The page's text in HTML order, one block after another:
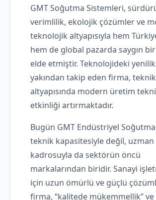
GMT Soğutma Sistemleri,
verimlilik, ekolojik çözümler ve
teknolojik altyapısıyla hem
hem de global pazarda saygın
elde etmiştir. Teknolojideki
yakından takip eden firma, teknik
altyapısında modern üretim
etkinliği artırmaktadır.
Bugün GMT Endüstriyel
teknik kapasitesiyle değil, uzman
kadrosuyla da sektörün öncü
markalarından biridir. Sanayi
için uzun ömürlü ve güçlü
firma, “kalitede mükemmellik” ve